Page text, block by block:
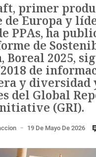
primer
de Europa y
PPAs, ha
de
Boreal 2025,
de
y diversidad
del Global
(GRI).
— 19 De Mayo De 2026